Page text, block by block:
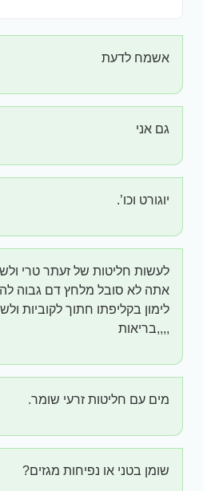
אשמח לדעת
גם אני
יוגורט וכו’.
לעשות חליטות של זעתר טרי
אתה לא סובל מלחץ דם גבוה
לימון בקליפתו חתוך לקוביות
,,,,בריאות
מים עם חליטות זרעי שומר.
שומן בטני או נפיחות מגזים?